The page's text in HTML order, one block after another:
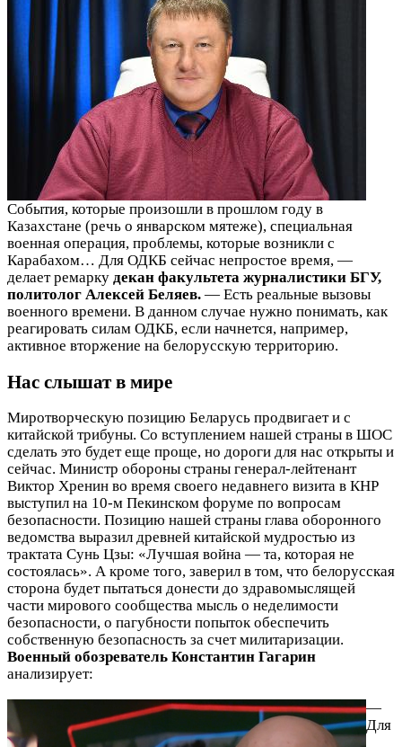
События, которые произошли в прошлом году в
Казахстане (речь о январском мятеже), специальная
военная операция, проблемы, которые возникли с
Карабахом… Для ОДКБ сейчас непростое время, —
делает ремарку декан факультета журналистики БГУ,
политолог Алексей Беляев. — Есть реальные вызовы
военного времени. В данном случае нужно понимать, как
реагировать силам ОДКБ, если начнется, например,
активное вторжение на белорусскую территорию.
Нас слышат в мире
Миротворческую позицию Беларусь продвигает и с
китайской трибуны. Со вступлением нашей страны в ШОС
сделать это будет еще проще, но дороги для нас открыты и
сейчас. Министр обороны страны генерал‑лейтенант
Виктор Хренин во время своего недавнего визита в КНР
выступил на 10‑м Пекинском форуме по вопросам
безопасности. Позицию нашей страны глава оборонного
ведомства выразил древней китайской мудростью из
трактата Сунь Цзы: «Лучшая война — та, которая не
состоялась». А кроме того, заверил в том, что белорусская
сторона будет пытаться донести до здравомыслящей
части мирового сообщества мысль о неделимости
безопасности, о пагубности попыток обеспечить
собственную безопасность за счет милитаризации.
Военный обозреватель Константин Гагарин
анализирует:
—
Для